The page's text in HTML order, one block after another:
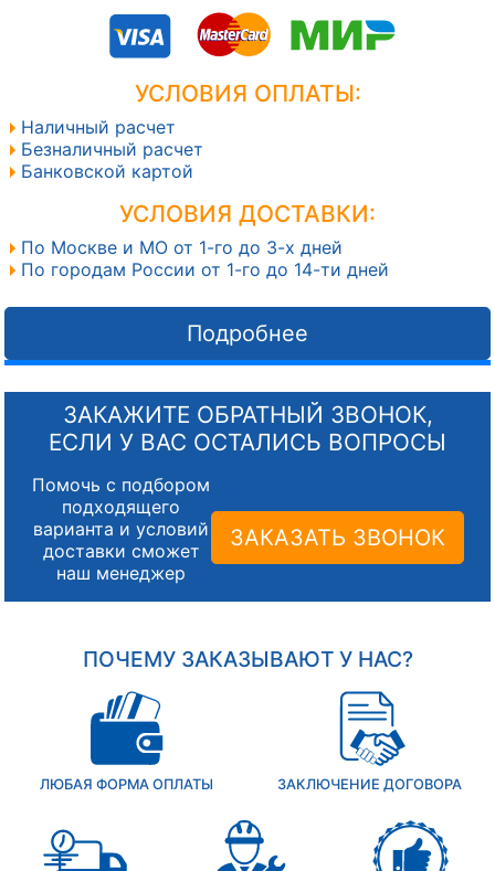
УСЛОВИЯ ОПЛАТЫ:
Наличный расчет
Безналичный расчет
Банковской картой
УСЛОВИЯ ДОСТАВКИ:
По Москве и МО от 1-го до 3-х дней
По городам России от 1-го до 14-ти дней
Подробнее
ЗАКАЖИТЕ ОБРАТНЫЙ ЗВОНОК,
ЕСЛИ У ВАС ОСТАЛИСЬ ВОПРОСЫ
Помочь с подбором
подходящего
варианта и условий
доставки сможет
наш менеджер
ЗАКАЗАТЬ ЗВОНОК
ПОЧЕМУ ЗАКАЗЫВАЮТ У НАС?
ЛЮБАЯ ФОРМА ОПЛАТЫ ЗАКЛЮЧЕНИЕ ДОГОВОРА